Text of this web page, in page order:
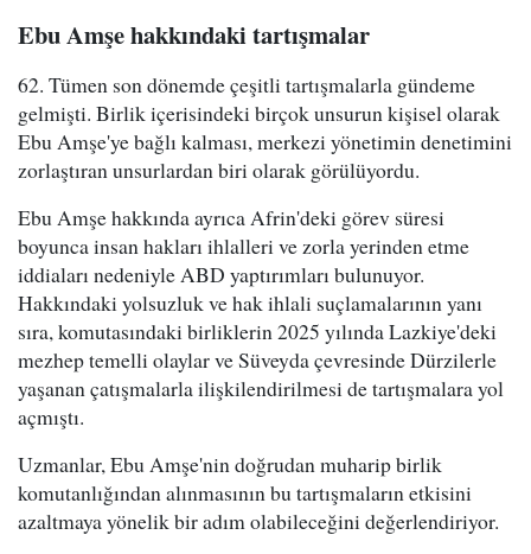
Ebu Amşe hakkındaki tartışmalar
62. Tümen son dönemde çeşitli tartışmalarla gündeme
gelmişti. Birlik içerisindeki birçok unsurun kişisel olarak
Ebu Amşe'ye bağlı kalması, merkezi yönetimin denetimini
zorlaştıran unsurlardan biri olarak görülüyordu.
Ebu Amşe hakkında ayrıca Afrin'deki görev süresi
boyunca insan hakları ihlalleri ve zorla yerinden etme
iddiaları nedeniyle ABD yaptırımları bulunuyor.
Hakkındaki yolsuzluk ve hak ihlali suçlamalarının yanı
sıra, komutasındaki birliklerin 2025 yılında Lazkiye'deki
mezhep temelli olaylar ve Süveyda çevresinde Dürzilerle
yaşanan çatışmalarla ilişkilendirilmesi de tartışmalara yol
açmıştı.
Uzmanlar, Ebu Amşe'nin doğrudan muharip birlik
komutanlığından alınmasının bu tartışmaların etkisini
azaltmaya yönelik bir adım olabileceğini değerlendiriyor.